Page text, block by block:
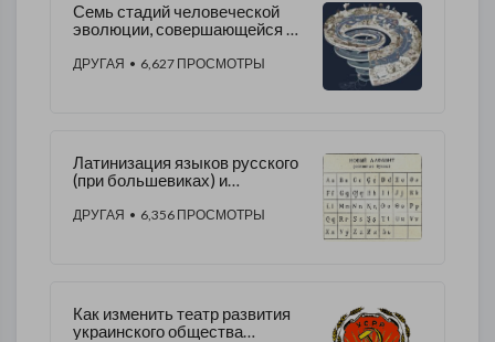
Семь стадий человеческой
эволюции, совершающейся на
ДРУГАЯ • 6,627 ПРОСМОТРЫ
Латинизация языков русского
(при большевиках) и
националистах)
ДРУГАЯ • 6,356 ПРОСМОТРЫ
Как изменить театр развития
украинского общества